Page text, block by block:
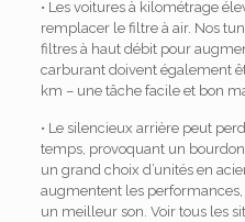
• Les voitures à kilométrage
remplacer le filtre à air. Nos
filtres à haut débit pour
carburant doivent également
km – une tâche facile et bon
• Le silencieux arrière peut
temps, provoquant un
un grand choix d’unités en
augmentent les
un meilleur son. Voir tous les